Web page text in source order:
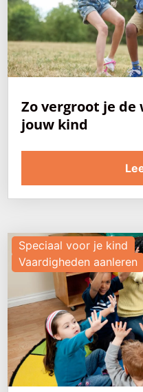
Zo vergroot je
jouw kind
Speciaal voor je kind
Vaardigheden aanleren